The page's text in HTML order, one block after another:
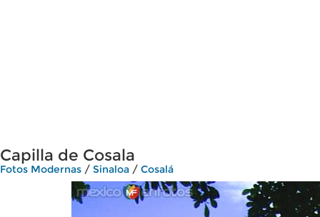
Capilla de Cosala
Fotos Modernas / Sinaloa / Cosalá